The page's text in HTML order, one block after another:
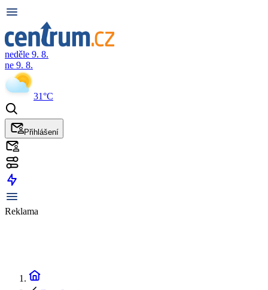
neděle 9. 8.
ne 9. 8.
31°C
Přihlášení
Reklama